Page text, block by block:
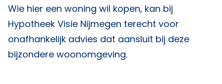
Wie hier een woning wil kopen, kan bij
Hypotheek Visie Nijmegen terecht voor
onafhankelijk advies dat aansluit bij deze
bijzondere woonomgeving.